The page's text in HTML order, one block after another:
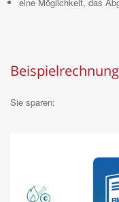
Beispielrechnung
Sie sparen: